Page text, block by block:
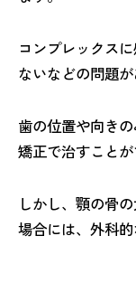
コンプレックス
ないなどの問題が
歯の位置や向き
矯正で治すことが
しかし、顎の骨
場合には、外科